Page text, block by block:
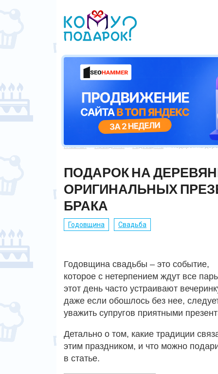
Главная  Праздники  Годовщина  Подарок на
ПОДАРОК НА
ОРИГИНАЛЬНЫХ
БРАКА
Годовщина Свадьба
Годовщина свадьбы – это событие,
которое с нетерпением ждут все
этот день часто устраивают
даже если обошлось без нее,
уважить супругов приятными
Детально о том, какие традиции
этим праздником, и что можно
в статье.